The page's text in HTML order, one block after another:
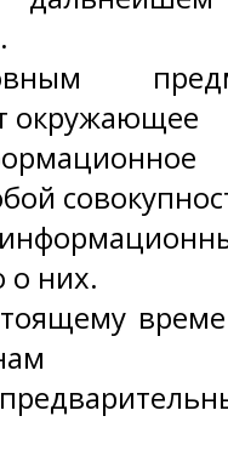
окружающее
о них.